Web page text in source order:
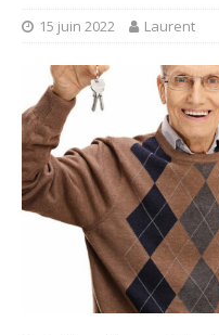
15 juin 2022 Laurent